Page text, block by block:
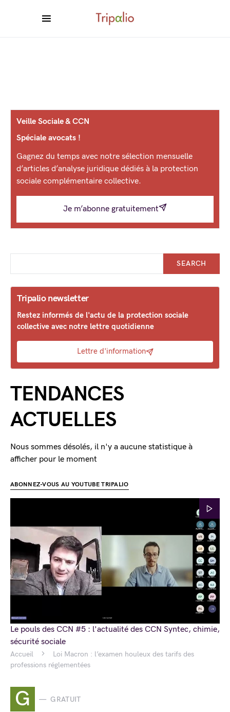
Accueil
Loi Macron : l’examen houleux des tarifs des
professions réglementées
G GRATUIT
Veille Sociale & CCN
Spéciale avocats !
Gagnez du temps avec notre sélection mensuelle
d’articles d’analyse juridique dédiés à la protection
sociale complémentaire collective.
Je m’abonne gratuitement
SEARCH
Tripalio newsletter
Restez informés de l'actu de la protection sociale
collective avec notre lettre quotidienne
Lettre d'information
TENDANCES
ACTUELLES
Nous sommes désolés, il n'y a aucune statistique à
afficher pour le moment
ABONNEZ-VOUS AU YOUTUBE TRIPALIO
Le pouls des CCN #5 : l'actualité des CCN Syntec, chimie,
sécurité sociale